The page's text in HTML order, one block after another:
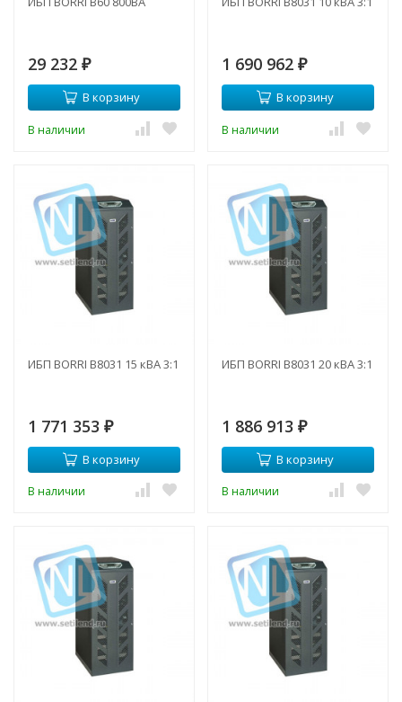
29 232 ₽
В корзину
В наличии
1 690 962 ₽
В корзину
В наличии
ИБП BORRI B8031 15 кВА 3:1
1 771 353 ₽
В корзину
В наличии
ИБП BORRI B8031 20 кВА 3:1
1 886 913 ₽
В корзину
В наличии